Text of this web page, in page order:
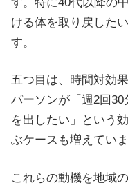
ける体を取り戻した
す。
五つ目は、時間対効
パーソンが「週2回
を出したい」という
ぶケースも増えていま
これらの動機を地域